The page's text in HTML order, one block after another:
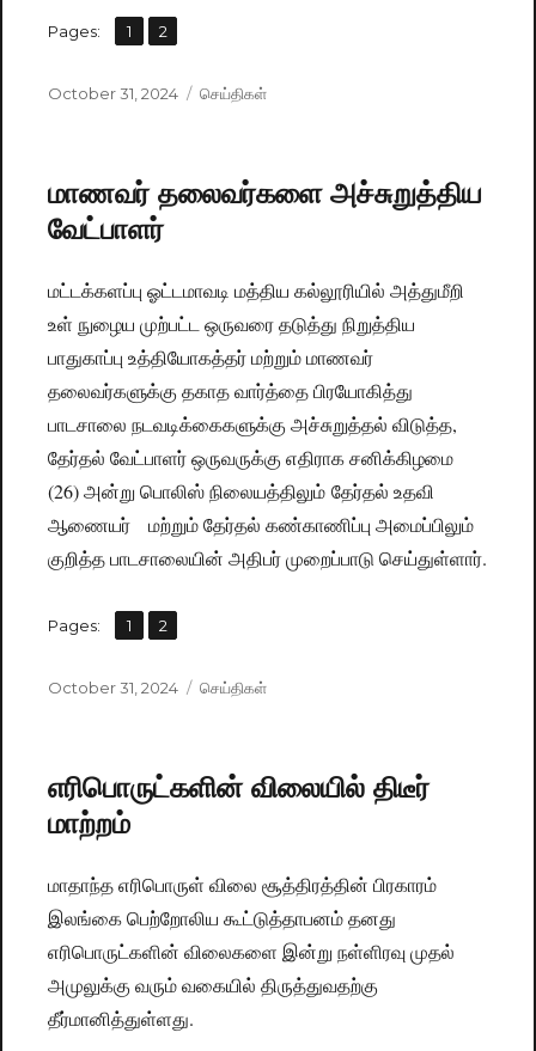
Pages: Page
1 ,
Page
2
Posted
October 31, 2024 Categories
செய்திகள்
மாணவர் தலைவர்களை அச்சுறுத்திய
வேட்பாளர்
மட்டக்களப்பு ஓட்டமாவடி மத்திய கல்லூரியில் அத்துமீறி
உள் நுழைய முற்பட்ட ஒருவரை தடுத்து நிறுத்திய
பாதுகாப்பு உத்தியோகத்தர் மற்றும் மாணவர்
தலைவர்களுக்கு தகாத வார்த்தை பிரயோகித்து
பாடசாலை நடவடிக்கைகளுக்கு அச்சுறுத்தல் விடுத்த,
தேர்தல் வேட்பாளர் ஒருவருக்கு எதிராக சனிக்கிழமை
(26) அன்று பொலிஸ் நிலையத்திலும் தேர்தல் உதவி
ஆணையர் மற்றும் தேர்தல் கண்காணிப்பு அமைப்பிலும்
குறித்த பாடசாலையின் அதிபர் முறைப்பாடு செய்துள்ளார்.
Pages: Page
1 ,
Page
2
Posted
October 31, 2024 Categories
செய்திகள்
எரிபொருட்களின் விலையில் திடீர்
மாற்றம்
மாதாந்த எரிபொருள் விலை சூத்திரத்தின் பிரகாரம்
இலங்கை பெற்றோலிய கூட்டுத்தாபனம் தனது
எரிபொருட்களின் விலைகளை இன்று நள்ளிரவு முதல்
அமுலுக்கு வரும் வகையில் திருத்துவதற்கு
தீர்மானித்துள்ளது.